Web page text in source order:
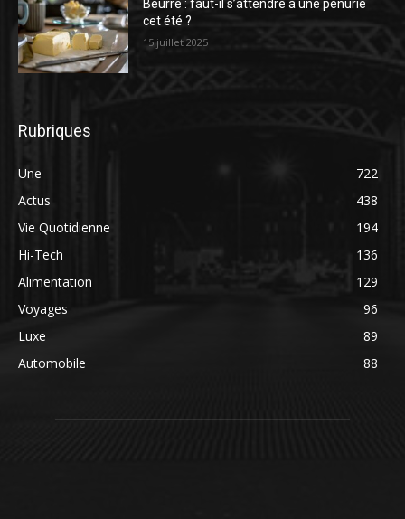
Beurre : faut-il s’attendre à une pénurie
cet été ?
15 juillet 2025
Rubriques
Une
722
Actus
438
Vie Quotidienne
194
Hi-Tech
136
Alimentation
129
Voyages
96
Luxe
89
Automobile
88